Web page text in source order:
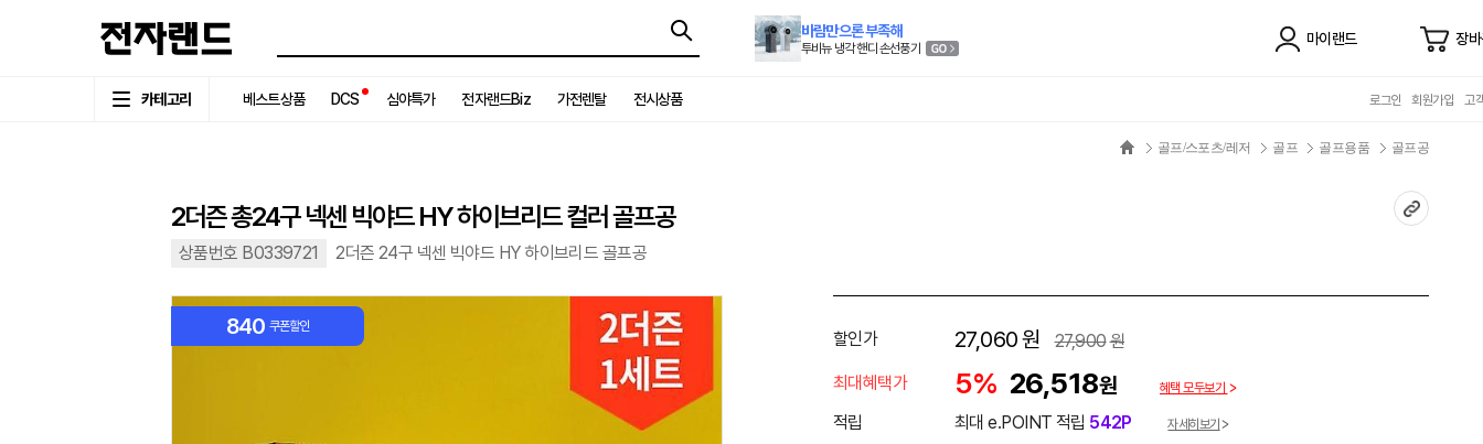
바람만으론 부족해
투비뉴 냉각 핸디 손선풍기
마이랜드 장
카테고리 베스트상품 DCS 심야특가 전자랜드Biz 가전렌탈 전시상품 로그인 회원가입 고
골프/스포츠/레저 골프 골프용품 골프공
2더즌 총24구 넥센 빅야드 HY 하이브리드 컬러 골프공
상품번호 B0339721 2더즌 24구 넥센 빅야드 HY 하이브리드 골프공
840 쿠폰할인
할인가 27,060원 27,900원
최대혜택가
5% 26,518원 혜택 모두보기
적립 최대 e.POINT 적립 542P 자세히보기